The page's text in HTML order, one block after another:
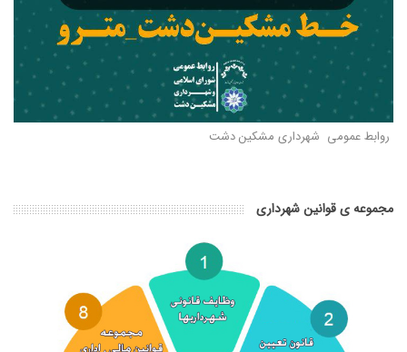
روابط عمومی شهرداری مشکین دشت
مجموعه ی قوانین شهرداری